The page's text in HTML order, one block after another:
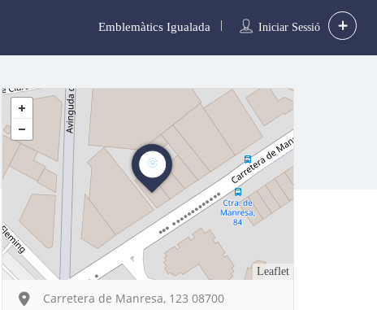
Iniciar Sessió
Emblemàtics Igualada
Leaflet
Carretera de Manresa, 123 08700